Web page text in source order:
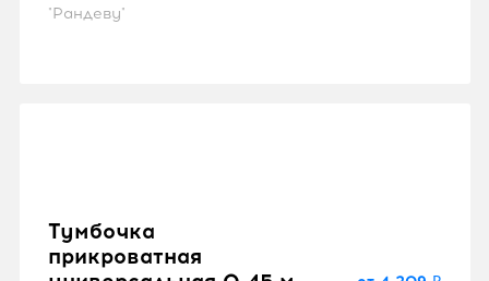
"Рандеву"
Тумбочка
прикроватная